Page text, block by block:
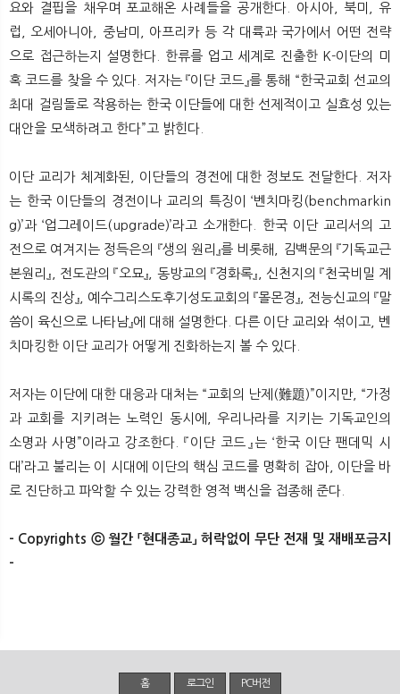
요와 결핍을 채우며 포교해온 사례들을 공개한다. 아시아, 북미, 유
럽, 오세아니아, 중남미, 아프리카 등 각 대륙과 국가에서 어떤 전략
으로 접근하는지 설명한다. 한류를 업고 세계로 진출한 K-이단의 미
혹 코드를 찾을 수 있다. 저자는 『이단 코드』를 통해 “한국교회 선교의
최대 걸림돌로 작용하는 한국 이단들에 대한 선제적이고 실효성 있는
대안을 모색하려고 한다”고 밝힌다.
이단 교리가 체계화된, 이단들의 경전에 대한 정보도 전달한다. 저자
는 한국 이단들의 경전이나 교리의 특징이 ‘벤치마킹(benchmarkin
g)’과 ‘업그레이드(upgrade)’라고 소개한다. 한국 이단 교리서의 고
전으로 여겨지는 정득은의 『생의 원리』를 비롯해, 김백문의 『기독교근
본원리』, 전도관의 『오묘』, 동방교의 『경화록』, 신천지의 『천국비밀 계
시록의 진상』, 예수그리스도후기성도교회의 『몰몬경』, 전능신교의 『말
씀이 육신으로 나타남』에 대해 설명한다. 다른 이단 교리와 섞이고, 벤
치마킹한 이단 교리가 어떻게 진화하는지 볼 수 있다.
저자는 이단에 대한 대응과 대처는 “교회의 난제(難題)”이지만, “가정
과 교회를 지키려는 노력인 동시에, 우리나라를 지키는 기독교인의
소명과 사명”이라고 강조한다. 『이단 코드』는 ‘한국 이단 팬데믹 시
대’라고 불리는 이 시대에 이단의 핵심 코드를 명확히 잡아, 이단을 바
로 진단하고 파악할 수 있는 강력한 영적 백신을 접종해 준다.
- Copyrights ⓒ 월간 「현대종교」 허락없이 무단 전재 및 재배포금지
-
홈 로그인 PC버전